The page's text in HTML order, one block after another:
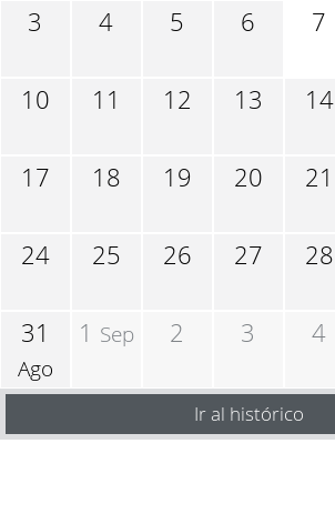
3 4 5 6 7
10 11 12 13 14
17 18 19 20 21
24 25 26 27 28
31
Ago
1 Sep 2 3 4
Ir al histórico